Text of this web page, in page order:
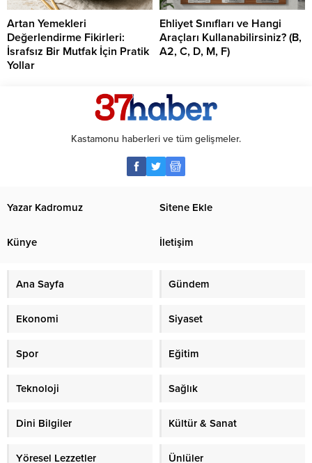
Artan Yemekleri
Değerlendirme Fikirleri:
İsrafsız Bir Mutfak İçin Pratik
Yollar
Ehliyet Sınıfları ve Hangi
Araçları Kullanabilirsiniz? (B,
A2, C, D, M, F)
Kastamonu haberleri ve tüm gelişmeler.
Yazar Kadromuz Sitene Ekle
Künye İletişim
Ana Sayfa Gündem
Ekonomi Siyaset
Spor Eğitim
Teknoloji Sağlık
Dini Bilgiler Kültür & Sanat
Yöresel Lezzetler Ünlüler